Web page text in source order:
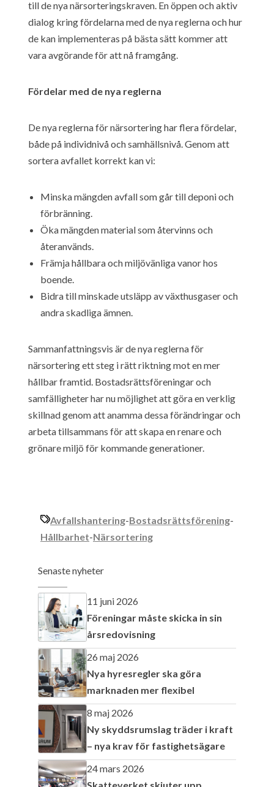
till de nya närsorteringskraven. En öppen och aktiv
dialog kring fördelarna med de nya reglerna och hur
de kan implementeras på bästa sätt kommer att
vara avgörande för att nå framgång.
Fördelar med de nya reglerna
De nya reglerna för närsortering har flera fördelar,
både på individnivå och samhällsnivå. Genom att
sortera avfallet korrekt kan vi:
Minska mängden avfall som går till deponi och
förbränning.
Öka mängden material som återvinns och
återanvänds.
Främja hållbara och miljövänliga vanor hos
boende.
Bidra till minskade utsläpp av växthusgaser och
andra skadliga ämnen.
Sammanfattningsvis är de nya reglerna för
närsortering ett steg i rätt riktning mot en mer
hållbar framtid. Bostadsrättsföreningar och
samfälligheter har nu möjlighet att göra en verklig
skillnad genom att anamma dessa förändringar och
arbeta tillsammans för att skapa en renare och
grönare miljö för kommande generationer.
Avfallshantering-Bostadsrättsförening-
Hållbarhet-Närsortering
Senaste nyheter
11 juni 2026
Föreningar måste skicka in sin
årsredovisning
26 maj 2026
Nya hyresregler ska göra
marknaden mer flexibel
8 maj 2026
Ny skyddsrumslag träder i kraft
– nya krav för fastighetsägare
24 mars 2026